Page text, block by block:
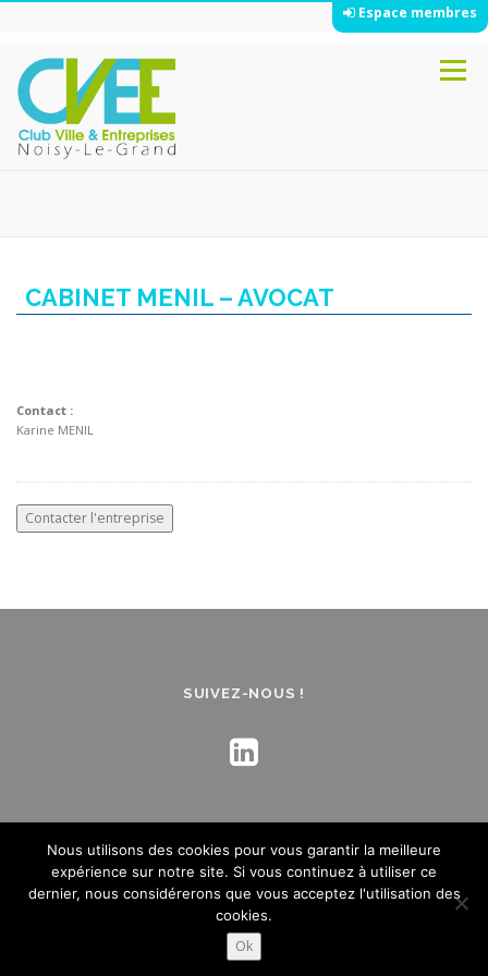
Espace membres
contenu
Menu
CABINET MENIL – AVOCAT
Contact :
Karine MENIL
SUIVEZ-NOUS !
Mentions légales- Crédit : Création de site internet
- Agence
Kynova
Nous utilisons des cookies pour vous garantir la meilleure
expérience sur notre site. Si vous continuez à utiliser ce
dernier, nous considérerons que vous acceptez l'utilisation des
cookies.
Ok